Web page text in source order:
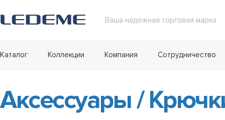
Ваша надежная торговая марка
Каталог Коллекции Компания Сотрудничество
Аксессуары/